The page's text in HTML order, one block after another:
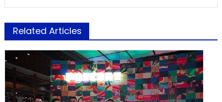
Related Articles